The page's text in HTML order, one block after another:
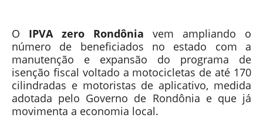
O IPVA zero Rondônia vem ampliando o
número de beneficiados no estado com a
manutenção e expansão do programa de
isenção fiscal voltado a motocicletas de até 170
cilindradas e motoristas de aplicativo, medida
adotada pelo Governo de Rondônia e que já
movimenta a economia local.